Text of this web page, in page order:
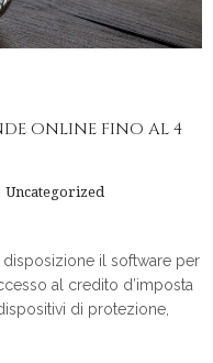
ONLINE FINO AL 4
Uncategorized
disposizione il software per
al credito d’imposta
di protezione,